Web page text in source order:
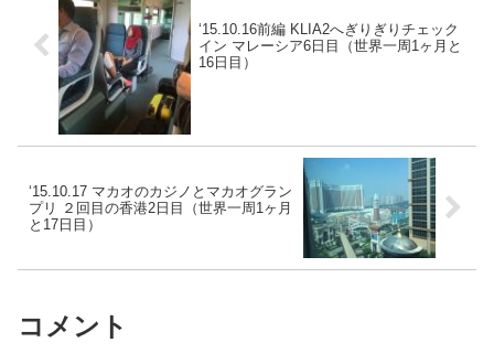
‘15.10.16前編 KLIA2へぎりぎりチェック
イン マレーシア6日目（世界一周1ヶ月と
16日目）
‘15.10.17 マカオのカジノとマカオグラン
プリ ２回目の香港2日目（世界一周1ヶ月
と17日目）
コメント